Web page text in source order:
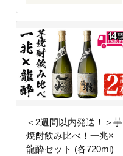
＜2週間以内発送！＞芋
焼酎飲み比べ！一兆×
龍酔セット (各720ml)